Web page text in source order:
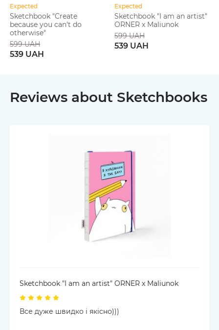
Expected
Sketchbook "Create
because you can't do
otherwise"
599 UAH
539 UAH
Expected
Sketchbook "I am an artist"
ORNER x Maliunok
599 UAH
539 UAH
Reviews about Sketchbooks
Sketchbook "I am an artist" ORNER x Maliunok
Все дуже швидко і якісно)))